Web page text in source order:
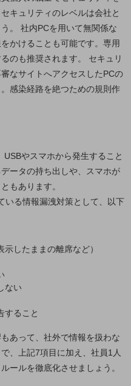
す
をご紹介します
ウィンドウで開きます
キュリティのレベルは会社と
。 社内PCを用いて無関係な
かけることも可能です。専用
のも推奨されます。 セキュリ
なサイトへアクセスしたPCの
感染経路を絶つための規則作
やスマホから発生すること
ータの持ち出しや、スマホが
もあります。
いる情報漏洩対策として、以下
したままの離席など）
ない
すること
あって、社外で情報を扱わな
、上記7項目に加え、社員1人
ールを徹底化させましょう。